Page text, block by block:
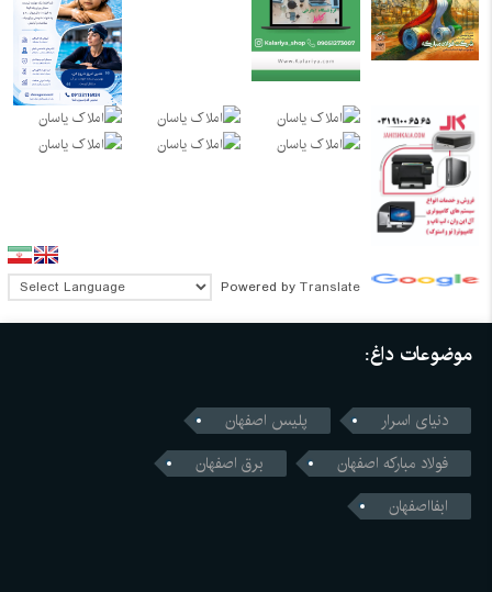
Powered by Translate
موضوعات داغ:
دنیای اسرار
پلیس اصفهان
فولاد مبارکه اصفهان
برق اصفهان
ابفااصفهان